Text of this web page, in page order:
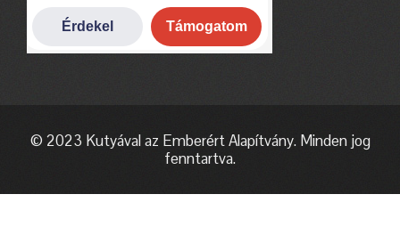
© 2023 Kutyával az Emberért Alapítvány. Minden jog
fenntartva.